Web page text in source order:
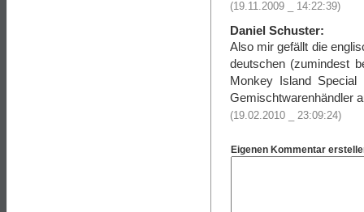
(19.11.2009 _ 14:22:39)
Daniel Schuster:
Also mir gefällt die
deutschen (zumindest
Monkey Island
Gemischtwarenhändler
(19.02.2010 _ 23:09:24)
Eigenen Kommentar